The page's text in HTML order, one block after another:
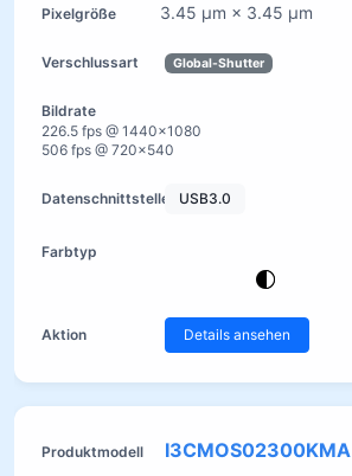
3.45 µm × 3.45 µm
Global-Shutter
226.5 fps @ 1440×1080
506 fps @ 720×540
USB3.0
Details ansehen
I3CMOS02300KMA